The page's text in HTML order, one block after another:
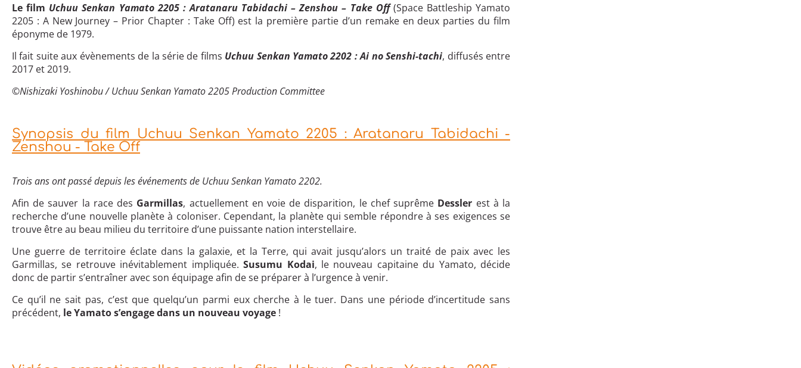
Le film Uchuu Senkan Yamato 2205 : Aratanaru Tabidachi – Zenshou – Take Off(Space Battleship Yamato
2205 : A New Journey – Prior Chapter : Take Off) est la première partie d’un remake en deux parties du film
éponyme de 1979.
Il fait suite aux évènements de la série de films Uchuu Senkan Yamato 2202 : Ai no Senshi-tachi, diffusés entre
2017 et 2019.
©Nishizaki Yoshinobu / Uchuu Senkan Yamato 2205 Production Committee
Synopsis du film Uchuu Senkan Yamato 2205 : Aratanaru Tabidachi -
Zenshou - Take Off
Trois ans ont passé depuis les événements de Uchuu Senkan Yamato 2202.
Afin de sauver la race des Garmillas, actuellement en voie de disparition, le chef suprême Dessler est à la
recherche d’une nouvelle planète à coloniser. Cependant, la planète qui semble répondre à ses exigences se
trouve être au beau milieu du territoire d’une puissante nation interstellaire.
Une guerre de territoire éclate dans la galaxie, et la Terre, qui avait jusqu’alors un traité de paix avec les
Garmillas, se retrouve inévitablement impliquée.Susumu Kodai, le nouveau capitaine du Yamato, décide
donc de partir s’entraîner avec son équipage afin de se préparer à l’urgence à venir.
Ce qu’il ne sait pas, c’est que quelqu’un parmi eux cherche à le tuer. Dans une période d’incertitude sans
précédent, le Yamato s’engage dans un nouveau voyage !